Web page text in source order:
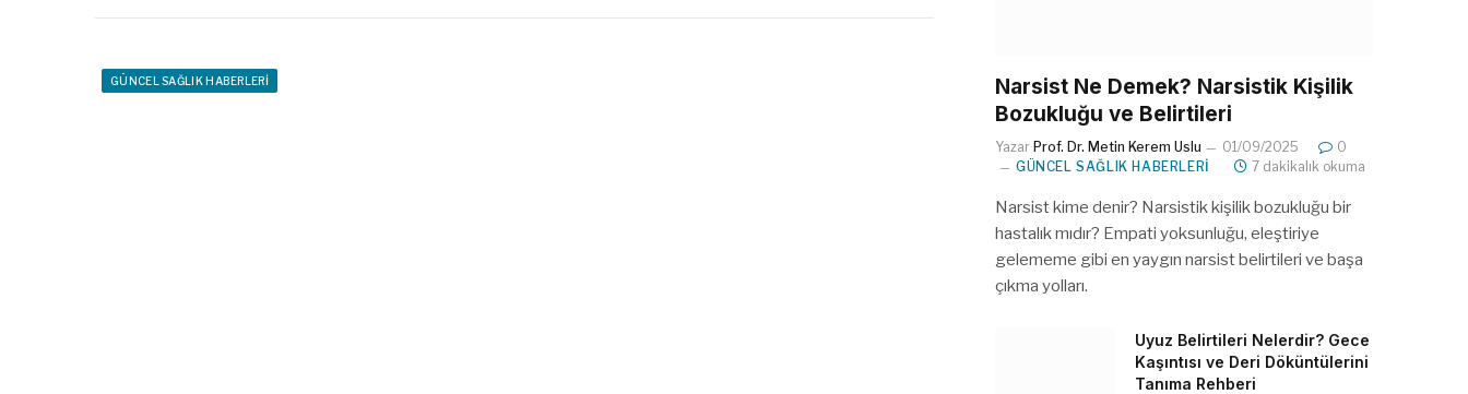
GÜNCEL SAĞLIK HABERLERI
Narsist Ne Demek? Narsistik Kişilik
Bozukluğu ve Belirtileri
Yazar Prof. Dr. Metin Kerem Uslu 01/09/2025
0
GÜNCEL SAĞLIK HABERLERI
7 dakikalık okuma
Narsist kime denir? Narsistik kişilik bozukluğu bir
hastalık mıdır? Empati yoksunluğu, eleştiriye
gelememe gibi en yaygın narsist belirtileri ve başa
çıkma yolları.
Uyuz Belirtileri Nelerdir? Gece
Kaşıntısı ve Deri Döküntülerini
Tanıma Rehberi